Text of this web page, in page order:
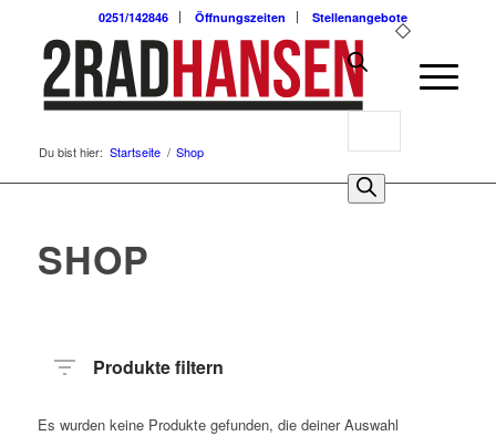
0251/142846 Öffnungszeiten Stellenangebote
0
Du bist hier: Startseite / Shop
SHOP
Produkte filtern
Es wurden keine Produkte gefunden, die deiner Auswahl